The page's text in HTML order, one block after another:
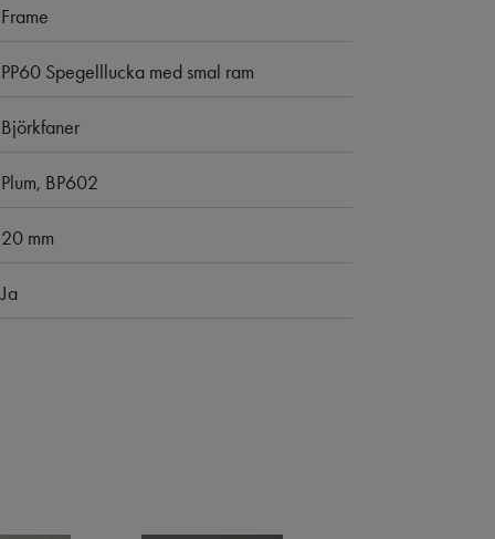
Frame
PP60 Spegelllucka med smal ram
Björkfaner
Plum, BP602
20 mm
Ja